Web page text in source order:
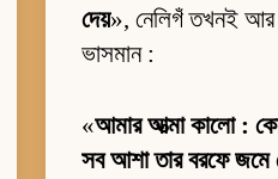
দেয়», নেলিগঁ তখনই আর
ভাসমান :
«আমার আত্মা কালো :
সব আশা তার বরফে জমে